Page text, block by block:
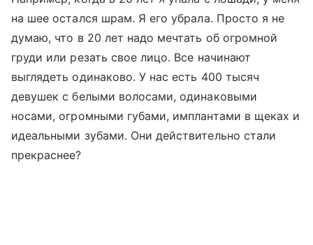
на шее остался шрам. Я его убрала. Просто я не
думаю, что в 20 лет надо мечтать об огромной
груди или резать свое лицо. Все начинают
выглядеть одинаково. У нас есть 400 тысяч
девушек с белыми волосами, одинаковыми
носами, огромными губами, имплантами в щеках и
идеальными зубами. Они действительно стали
прекраснее?